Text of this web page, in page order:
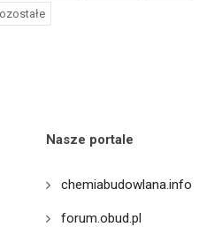
Nasze portale
chemiabudowlana.info
forum.obud.pl